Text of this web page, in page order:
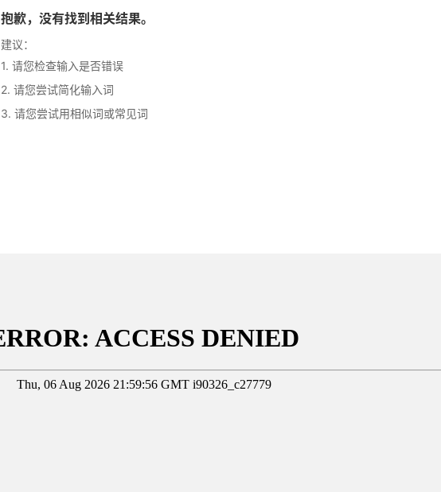
抱歉，没有找到相关结果。
建议：
1. 请您检查输入是否错误
2. 请您尝试简化输入词
3. 请您尝试用相似词或常见词